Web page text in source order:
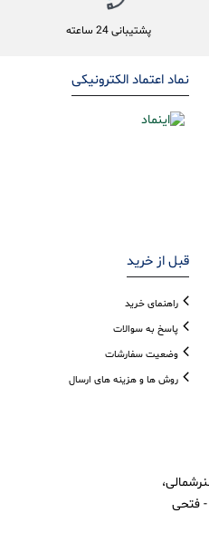
پشتیبانی 24 ساعته
نماد اعتماد الکترونیکی
قبل از خرید
راهنمای خرید
پاسخ به سوالات
وضعیت سفارشات
روش ها و هزینه های ارسال